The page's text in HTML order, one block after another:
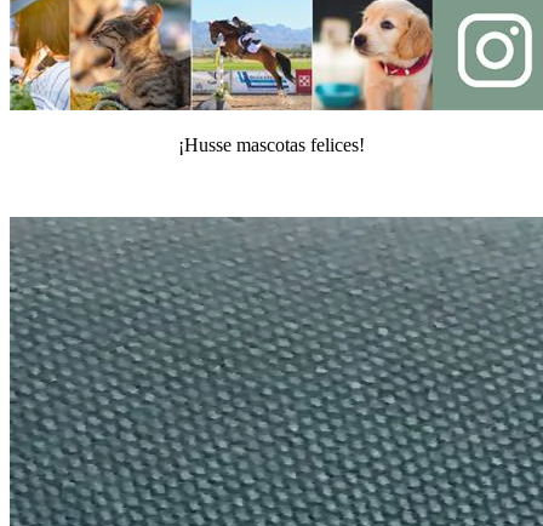
¡Husse mascotas felices!